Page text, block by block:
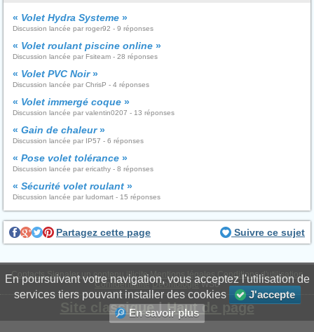
« Volet Hydra Systeme »
Discussion lancée par roger92 - 9 réponses
« Volet roulant piscine online »
Discussion lancée par Fsiteam - 28 réponses
« Volet PVC Noir»
Discussion lancée par ChrisP - 4 réponses
« Volet immergé coque »
Discussion lancée par valentin0207 - 13 réponses
« Gain de chaleur»
Discussion lancée par IP57 - 6 réponses
« Pose volet tolérance »
Discussion lancée par ericathy - 8 réponses
« Sécurité volet roulant »
Discussion lancée par ludomart - 15 réponses
Partagez cette page Suivre ce sujet
Contacts Signaler un contenu illicite Mentions légales Conditions d'utilisation
Confidentialité DéontologieWS6
Site classique|Haut de page
En poursuivant votre navigation, vous acceptez l'utilisation de
services tiers pouvant installer des cookies
J'accepte
En savoir plus